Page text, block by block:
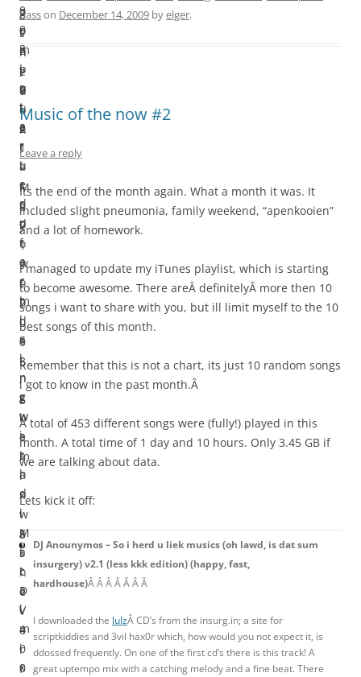
0
0
3
I
s
t
a
r
t
e
d
p
r
a
c
t
i
c
i
n
g
w
i
t
h
d
i
g
i
t
a
l
m
i
x
c
o
m
p
u
t
e
r
u
s
e
d
f
o
r
m
i
x
i
n
g
w
a
s
a
n
i
M
a
c
D
V
4
0
0
o
r
e
y
o
u
s
t
a
r
t
t
o
w
o
n
d
e
r
;
t
h
e
m
i
x
w
a
s
n
e
v
e
r
f
g
t
h
:
9
:
2
1
i
s
h
e
d
o
n
:
M
a
y
1
s
t
2
0
0
3
basson December 14, 2009 byelger.
Music of the now #2
Leave a reply
Its the end of the month again. What a month it was. It
included slight pneumonia, family weekend, “apenkooien”
and a lot of homework.
I managed to update my iTunes playlist, which is starting
to become awesome. There areÂ definitelyÂ more then 10
songs i want to share with you, but ill limit myself to the 10
best songs of this month.
Remember that this is not a chart, its just 10 random songs
i got to know in the past month.Â
A total of 453 different songs were (fully!) played in this
month. A total time of 1 day and 10 hours. Only 3.45 GB if
we are talking about data.
Lets kick it off:
DJ Anounymos – So i herd u liek musics (oh lawd, is dat sum
insurgery) v2.1 (less kkk edition) (happy, fast,
hardhouse)Â Â Â Â Â Â Â
I downloaded the lulzÂ CD’s from the insurg.in; a site for
scriptkiddies and 3vil hax0r which, how would you not expect it, is
ddossed frequently. On one of the first cd’s there is this track! A
great uptempo mix with a catching melody and a fine beat. There